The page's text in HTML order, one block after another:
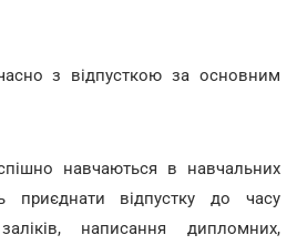
з відпусткою за основним
навчаються в навчальних
приєднати відпустку до часу
написання дипломних,